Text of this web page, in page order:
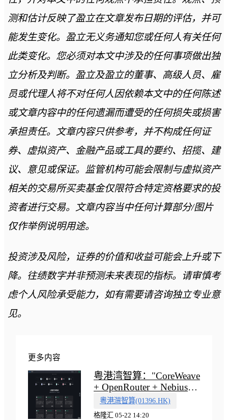
测和估计反映了盈立在文章发布日期的评估，并可
能发生变化。盈立无义务通知您或任何人有关任何
此类变化。您必须对本文中涉及的任何事项做出独
立分析及判断。盈立及盈立的董事、高级人员、雇
员或代理人将不对任何人因依赖本文中的任何陈述
或文章内容中的任何遗漏而遭受的任何损失或损害
承担责任。文章内容只供参考，并不构成任何证
券、虚拟资产、金融产品或工具的要约、招揽、建
议、意见或保证。监管机构可能会限制与虚拟资产
相关的交易所买卖基金仅限符合特定资格要求的投
资者进行交易。文章内容当中任何计算部分/图片
仅作举例说明用途。
投资涉及风险，证券的价值和收益可能会上升或下
降。往绩数字并非预测未来表现的指标。请审慎考
虑个人风险承受能力，如有需要请咨询独立专业意
见。
更多内容
粤港湾智算："CoreWeave
+ OpenRouter + Nebius"
多向融合的中国智算新范
式
粵港灣智算(01396.HK)
格隆汇 05-22 14:20